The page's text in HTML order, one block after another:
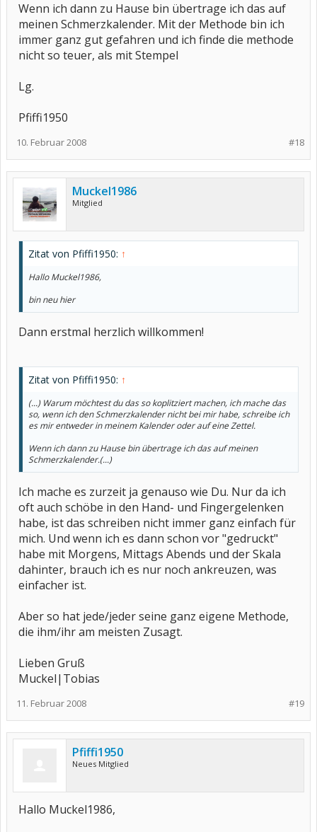
Wenn ich dann zu Hause bin übertrage ich das auf
meinen Schmerzkalender. Mit der Methode bin ich
immer ganz gut gefahren und ich finde die methode
nicht so teuer, als mit Stempel
Lg.
Pfiffi1950
#18
10. Februar 2008
Muckel1986
Mitglied
Zitat von Pfiffi1950: ↑
Hallo Muckel1986,
bin neu hier
Dann erstmal herzlich willkommen!
Zitat von Pfiffi1950: ↑
(...) Warum möchtest du das so koplitziert machen, ich mache das
so, wenn ich den Schmerzkalender nicht bei mir habe, schreibe ich
es mir entweder in meinem Kalender oder auf eine Zettel.
Wenn ich dann zu Hause bin übertrage ich das auf meinen
Schmerzkalender.(...)
Ich mache es zurzeit ja genauso wie Du. Nur da ich
oft auch schöbe in den Hand- und Fingergelenken
habe, ist das schreiben nicht immer ganz einfach für
mich. Und wenn ich es dann schon vor "gedruckt"
habe mit Morgens, Mittags Abends und der Skala
dahinter, brauch ich es nur noch ankreuzen, was
einfacher ist.
Aber so hat jede/jeder seine ganz eigene Methode,
die ihm/ihr am meisten Zusagt.
Lieben Gruß
Muckel|Tobias
#19
11. Februar 2008
Pfiffi1950
Neues Mitglied
Hallo Muckel1986,